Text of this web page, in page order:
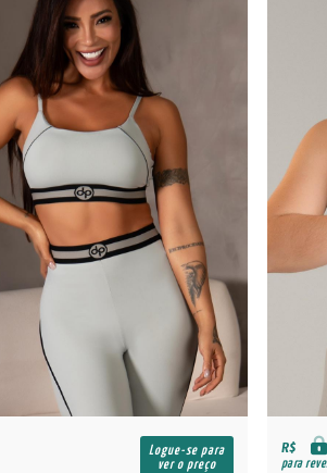
Logue-se para
ver o preço
R$
para